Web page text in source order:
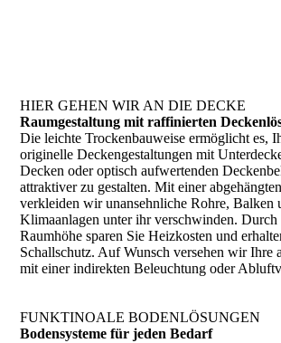
HIER GEHEN WIR AN DIE DECKE
Raumgestaltung mit raffinierten
Die leichte Trockenbauweise ermöglicht es,
originelle Deckengestaltungen mit
Decken oder optisch aufwertenden
attraktiver zu gestalten. Mit einer
verkleiden wir unansehnliche Rohre, Balken
Klimaanlagen unter ihr verschwinden. Durch
Raumhöhe sparen Sie Heizkosten und
Schallschutz. Auf Wunsch versehen wir Ihre
mit einer indirekten Beleuchtung oder
FUNKTINOALE BODENLÖSUNGEN
Bodensysteme für jeden Bedarf